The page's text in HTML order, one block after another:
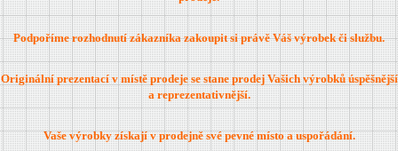
Podpoříme rozhodnutí zákazníka zakoupit si právě Váš výrobek či službu.
Originální prezentací v místě prodeje se stane prodej Vašich výrobků úspěšnější
a reprezentativnější.
Vaše výrobky získají v prodejně své pevné místo a uspořádání.